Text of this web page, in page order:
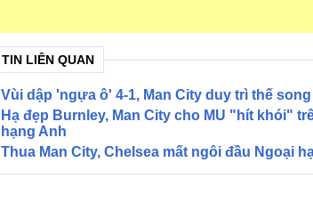
TIN LIÊN QUAN
Vùi dập 'ngựa ô' 4-1, Man City duy trì thế
Hạ đẹp Burnley, Man City cho MU "hít khói"
hạng Anh
Thua Man City, Chelsea mất ngôi đầu Ngoại